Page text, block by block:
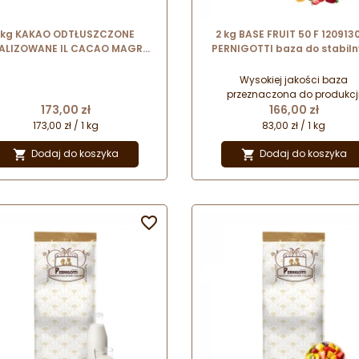
KAKAO ODTŁUSZCZONE
IL CACAO MAGRO
Cena
173,00 zł
173,00 zł / 1 kg
 Dodaj do koszyka
2 kg BASE FRUIT 50 F
PERNIGOTTI baza do
Wysokiej jakości baza
przeznaczona do produkcji
sorbetów owocowych na
owoców lub z dodatkiem
owocowych. Pozwala
sorbety o stabilnej
kremowej konsystencji.
Cena
166,00 zł
83,00 zł / 1 kg
 Dodaj do koszyka
